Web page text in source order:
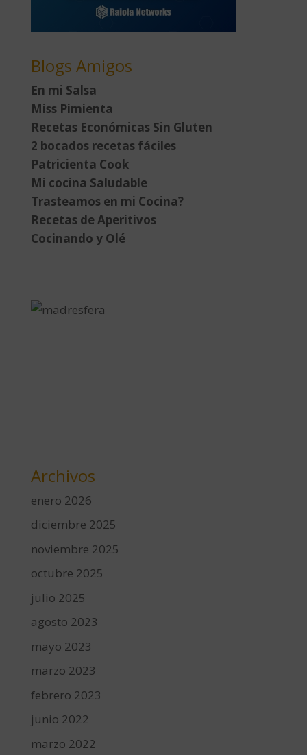
Blogs Amigos
En mi Salsa
Miss Pimienta
Recetas Económicas Sin Gluten
2 bocados recetas fáciles
Patricienta Cook
Mi cocina Saludable
Trasteamos en mi Cocina?
Recetas de Aperitivos
Cocinando y Olé
Archivos
enero 2026
diciembre 2025
noviembre 2025
octubre 2025
julio 2025
agosto 2023
mayo 2023
marzo 2023
febrero 2023
junio 2022
marzo 2022